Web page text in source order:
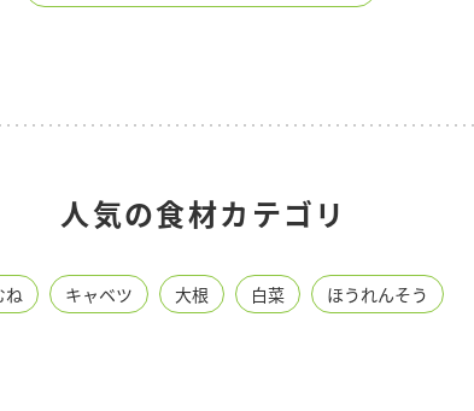
人気の食材カテゴリ
ね キャベツ 大根 白菜 ほうれんそう